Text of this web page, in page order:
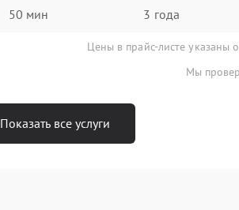
50 мин 3 года
Цены в прайс-листе указаны
Мы
Показать все услуги